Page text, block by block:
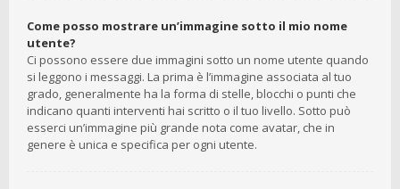
Come posso mostrare un’immagine sotto il mio nome
utente?
Ci possono essere due immagini sotto un nome utente quando
si leggono i messaggi. La prima è l’immagine associata al tuo
grado, generalmente ha la forma di stelle, blocchi o punti che
indicano quanti interventi hai scritto o il tuo livello. Sotto può
esserci un’immagine più grande nota come avatar, che in
genere è unica e specifica per ogni utente.